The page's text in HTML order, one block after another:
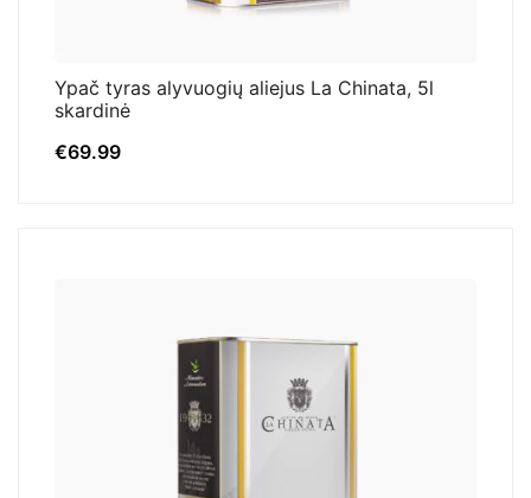
Ypač tyras alyvuogių aliejus La Chinata, 5l
skardinė
€69.99